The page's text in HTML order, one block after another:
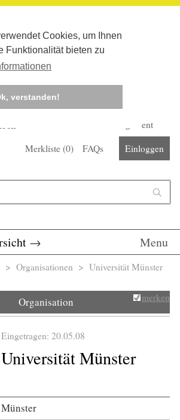
Cookies, um Ihnen
Funktionalität bieten zu
verstanden!
Corona-Management
Merkliste (0) FAQs Einloggen
→ Menu
> Organisationen > Universität Münster
Organisation merken
Eingetragen: 20.05.08
Universität Münster